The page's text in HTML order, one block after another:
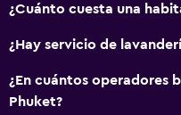
¿Cuánto cuesta una
¿Hay servicio de
¿En cuántos operadores
Phuket?